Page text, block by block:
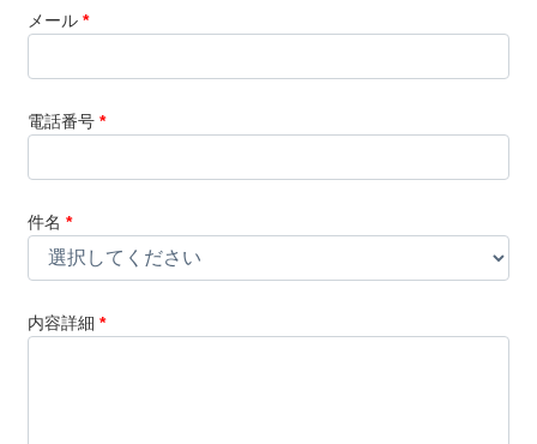
メール *
電話番号 *
件名 *
内容詳細 *